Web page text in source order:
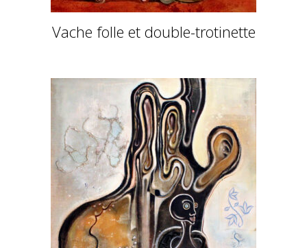
Vache folle et double-trotinette